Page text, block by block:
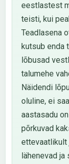
eestlastest
teisti, kui
Teadlasena
kutsub enda
lõbusad
talumehe
Näidendi
oluline, ei
aastasadu
põrkuvad
lähenevad